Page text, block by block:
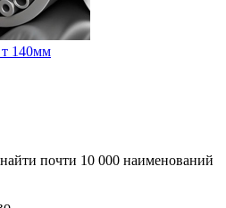
140мм
почти 10 000 наименований